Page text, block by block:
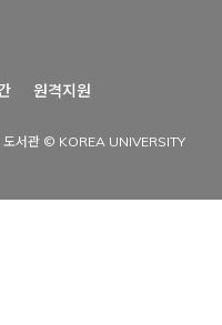
원격지원
도서관 © KOREA UNIVERSITY